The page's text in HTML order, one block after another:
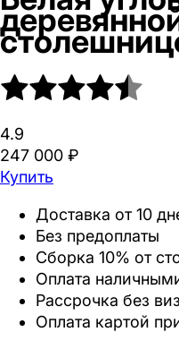
4.9
247 000 ₽
Купить
Доставка от 10
Без предоплаты
Сборка 10% от
Оплата
Рассрочка без
Оплата картой